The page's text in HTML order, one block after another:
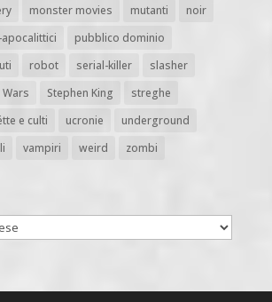
monster movies mutanti
noir
pubblico dominio
robot serial-killer
slasher
Wars Stephen King
streghe
e culti ucronie
underground
vampiri weird zombi